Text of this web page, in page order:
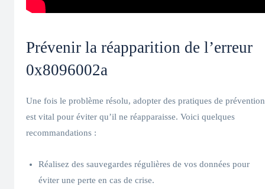
Prévenir la réapparition de l’erreur
0x8096002a
Une fois le problème résolu, adopter des pratiques de prévention
est vital pour éviter qu’il ne réapparaisse. Voici quelques
recommandations :
Réalisez des sauvegardes régulières de vos données pour
éviter une perte en cas de crise.